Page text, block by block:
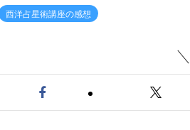
西洋占星術講座の感想